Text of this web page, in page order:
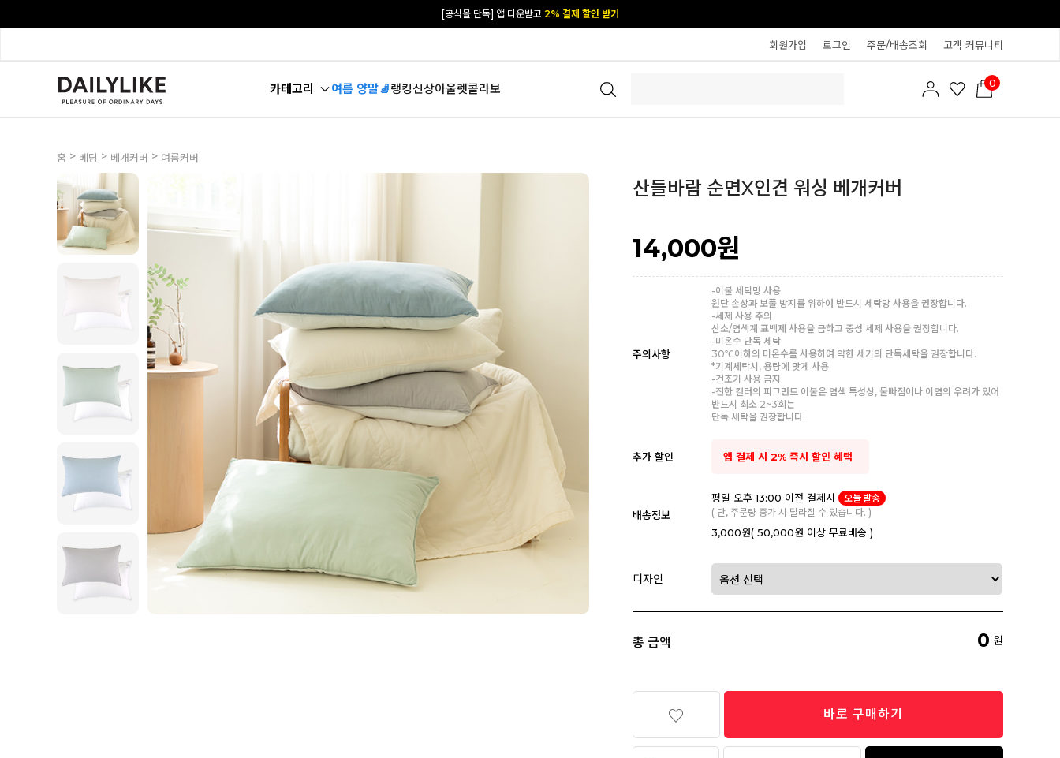
카카오 플친 추가하면1천원 즉시 할인 쿠폰
회원가입 로그인 주문/배송조회 고객 커뮤니티
카테고리 여름 양말🧦랭킹신상아울렛콜라보 0
홈 > 베딩 > 베개커버 > 여름커버
산들바람 순면X인견 워싱 베개커버
14,000원
주의사항
-이불 세탁망 사용
원단 손상과 보풀 방지를 위하여 반드시 세탁망 사용을 권장합니다.
-세제 사용 주의
산소/염색계 표백제 사용을 금하고 중성 세제 사용을 권장합니다.
-미온수 단독 세탁
30℃이하의 미온수를 사용하여 약한 세기의 단독세탁을 권장합니다.
*기계세탁시, 용량에 맞게 사용
-건조기 사용 금지
-진한 컬러의 피그먼트 이불은 염색 특성상, 물빠짐이나 이염의 우려가 있어
반드시 최소 2~3회는
단독 세탁을 권장합니다.
추가 할인 앱 결제 시 2% 즉시 할인 혜택
배송정보
평일 오후 13:00 이전 결제시
오늘 발송
( 단, 주문량 증가 시 달라질 수 있습니다. )
3,000원( 50,000원 이상 무료배송 )
디자인
총 금액 0 원
바로 구매하기